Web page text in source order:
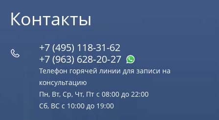
Контакты
+7 (495) 118-31-62
+7 (963) 628‑20‑27
Телефон горячей линии для записи на
консультацию
Пн, Вт, Ср, Чт, Пт с 08:00 до 22:00
Сб, ВС с 10:00 до 19:00